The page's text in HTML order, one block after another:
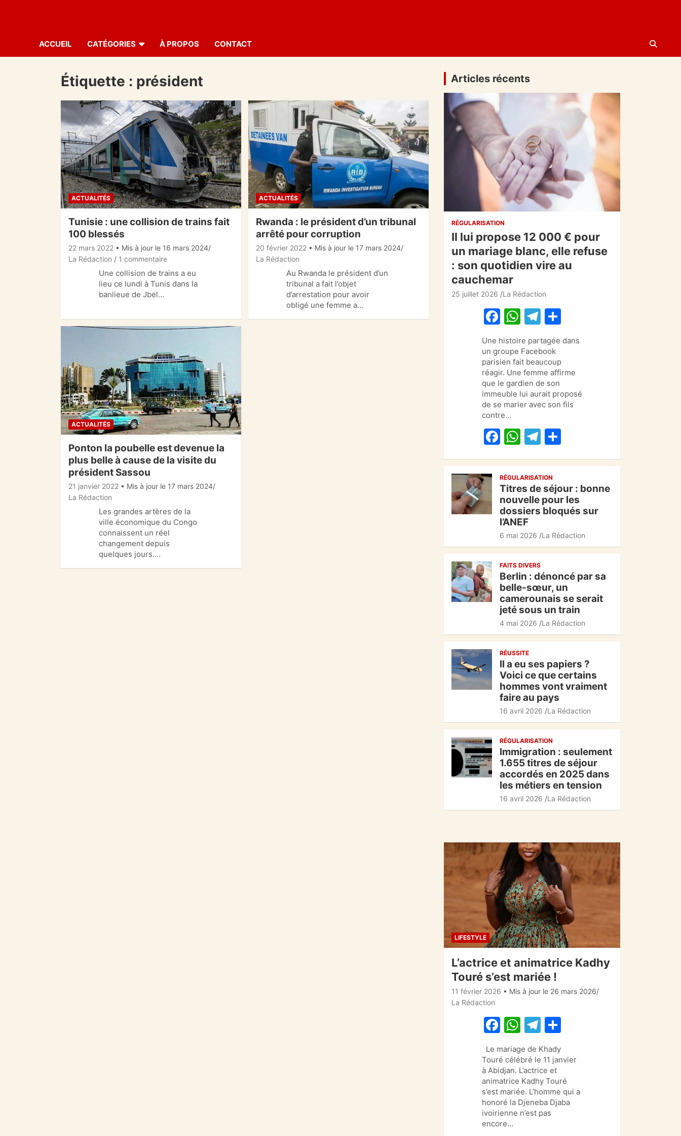
ACCUEIL CATÉGORIES À PROPOS CONTACT
Étiquette : président
ACTUALITÉS
Tunisie : une collision de trains fait
100 blessés
22 mars 2022 • Mis à jour le 16 mars 2024
La Rédaction
1 commentaire
Une collision de trains a eu
lieu ce lundi à Tunis dans la
banlieue de Jbel…
ACTUALITÉS
Rwanda : le président d’un tribunal
arrêté pour corruption
20 février 2022 • Mis à jour le 17 mars 2024
La Rédaction
Au Rwanda le président d’un
tribunal a fait l’objet
d’arrestation pour avoir
obligé une femme a…
ACTUALITÉS
Ponton la poubelle est devenue la
plus belle à cause de la visite du
président Sassou
21 janvier 2022 • Mis à jour le 17 mars 2024
La Rédaction
Les grandes artères de la
ville économique du Congo
connaissent un réel
changement depuis
quelques jours.…
Articles récents
RÉGULARISATION
Il lui propose 12 000 € pour
un mariage blanc, elle refuse
: son quotidien vire au
cauchemar
25 juillet 2026 La Rédaction
F
c
e
b
o
o
k
W
at
s
A
p
p
T
el
e
gr
a
m
ta
g
er
Une histoire partagée dans
un groupe Facebook
parisien fait beaucoup
réagir. Une femme affirme
que le gardien de son
immeuble lui aurait proposé
de se marier avec son fils
contre…
F
c
e
b
o
o
k
W
s
A
p
p
T
gr
a
m
g
er
RÉGULARISATION
Titres de séjour : bonne
nouvelle pour les
dossiers bloqués sur
l’ANEF
6 mai 2026 La Rédaction
FAITS DIVERS
Berlin : dénoncé par sa
belle-sœur, un
camerounais se serait
jeté sous un train
4 mai 2026 La Rédaction
RÉUSSITE
Il a eu ses papiers ?
Voici ce que certains
hommes vont vraiment
faire au pays
16 avril 2026 La Rédaction
RÉGULARISATION
Immigration : seulement
1.655 titres de séjour
accordés en 2025 dans
les métiers en tension
16 avril 2026 La Rédaction
LIFESTYLE
L’actrice et animatrice Kadhy
Touré s’est mariée !
11 février 2026 • Mis à jour le 26 mars 2026
La Rédaction
F
c
e
b
o
o
W
at
s
A
p
p
T
el
e
gr
a
m
ta
g
er
Le mariage de Khady
Touré célébré le 11 janvier
à Abidjan. L’actrice et
animatrice Kadhy Touré
s’est mariée. L’homme qui a
honoré la Djeneba Djaba
ivoirienne n’est pas
encore…